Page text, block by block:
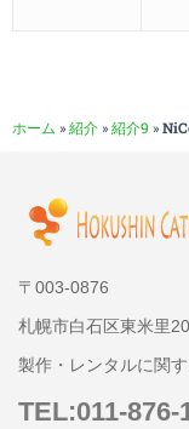
ホーム » 紹介 » 紹介9 »
〒003-0876
札幌市白石区東米里
製作・レンタルに関
TEL:011-876-